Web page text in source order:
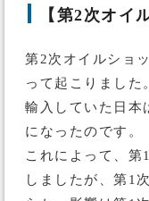
【第2次オイ
第2次オイルショ
って起こりました
輸入していた日本
になったのです。
これによって、第
しましたが、第1